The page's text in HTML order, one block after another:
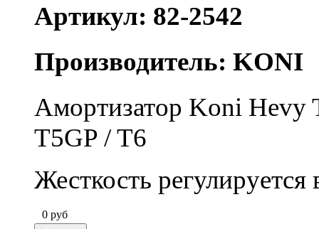
Артикул: 82-2542
Производитель: KONI
Амортизатор Koni Hevy
T5GP / T6
Жесткость
0 руб